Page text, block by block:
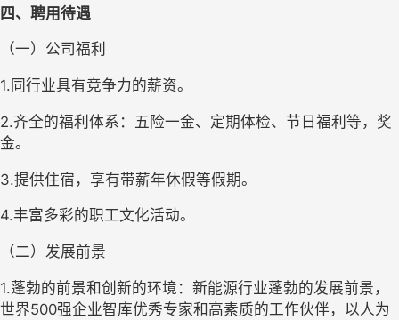
四、聘用待遇
（一）公司福利
1.同行业具有竞争力的薪资。
2.齐全的福利体系：五险一金、定期体检、节日福利等，奖
金。
3.提供住宿，享有带薪年休假等假期。
4.丰富多彩的职工文化活动。
（二）发展前景
1.蓬勃的前景和创新的环境：新能源行业蓬勃的发展前景，
世界500强企业智库优秀专家和高素质的工作伙伴，以人为